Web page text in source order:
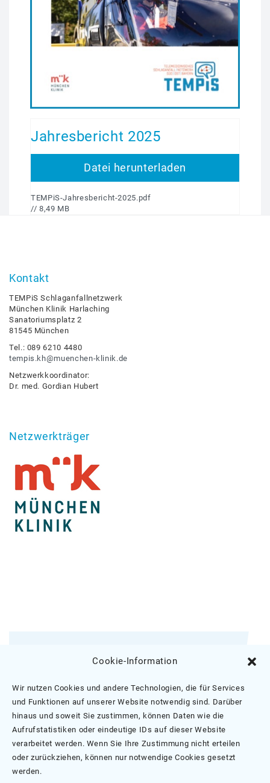
Cookie-Information
Wir nutzen Cookies und andere Technologien, die für Services
und Funktionen auf unserer Website notwendig sind. Darüber
hinaus und soweit Sie zustimmen, können Daten wie die
Aufrufstatistiken oder eindeutige IDs auf dieser Website
verarbeitet werden. Wenn Sie Ihre Zustimmung nicht erteilen
oder zurückziehen, können nur notwendige Cookies gesetzt
werden.
Jahresbericht 2025
Datei herunterladen
TEMPiS-Jahresbericht-2025.pdf
// 8,49 MB
Kontakt
TEMPiS Schlaganfallnetzwerk
München Klinik Harlaching
Sanatoriumsplatz 2
81545 München
Tel.: 089 6210 4480
tempis.kh@muenchen-klinik.de
Netzwerkkoordinator:
Dr. med. Gordian Hubert
Netzwerkträger
Melden Sie sich für unseren E-Mail-
TEMPiS-Newsletter Anmeldung